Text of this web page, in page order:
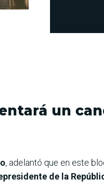
un
, adelantó que en este
de la